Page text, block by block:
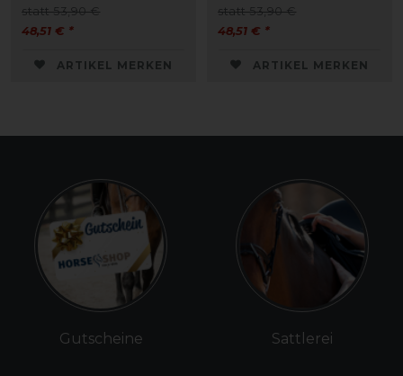
statt 53,90 €
48,51 € *
ARTIKEL MERKEN
statt 53,90 €
48,51 € *
ARTIKEL MERKEN
Gutscheine Sattlerei